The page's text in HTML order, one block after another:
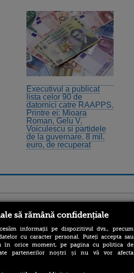
Executivul a publicat
lista celor 90 de
datornici catre RAAPPS.
Printre ei: Mioara
Roman, Gelu V.
Voiculescu si partidele
de la guvernare. 8 mil.
euro, de recuperat
să rămână confidențiale
informații pe dispozitivul dvs., precum
cu caracter personal. Puteți accepta sau
în orice moment, pe pagina cu politica de
partenerilor noștri și nu vă vor afecta